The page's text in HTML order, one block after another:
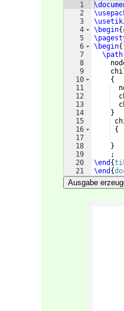
1
2
3
4
5
6
7
8
9
10
11
12
13
14
15
16
17
18
19
20
21
\begin{
\begin{
\path
{
}
{
}
    ;
\end {
\end {
Ausgabe